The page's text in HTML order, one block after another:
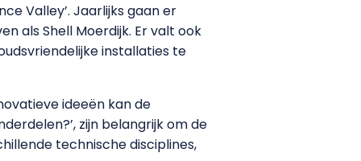
Valley’. Jaarlijks gaan er
als Shell Moerdijk. Er valt ook
installaties te
ideeën kan de
zijn belangrijk om de
technische disciplines,